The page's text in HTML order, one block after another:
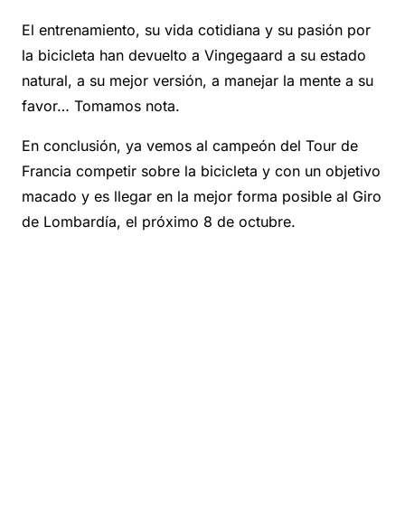
El entrenamiento, su vida cotidiana y su pasión por
la bicicleta han devuelto a Vingegaard a su estado
natural, a su mejor versión, a manejar la mente a su
favor… Tomamos nota.
En conclusión, ya vemos al campeón del Tour de
Francia competir sobre la bicicleta y con un objetivo
macado y es llegar en la mejor forma posible al Giro
de Lombardía, el próximo 8 de octubre.